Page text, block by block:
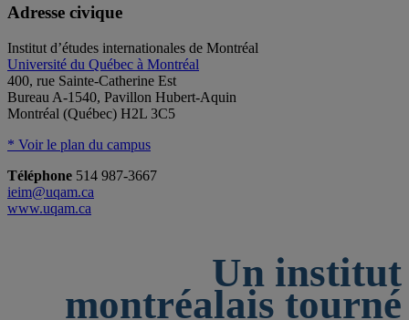
Adresse civique
Institut d’études internationales de Montréal
Université du Québec à Montréal
400, rue Sainte-Catherine Est
Bureau A-1540, Pavillon Hubert-Aquin
Montréal (Québec) H2L 3C5
* Voir le plan du campus
Téléphone 514 987-3667
ieim@uqam.ca
www.uqam.ca
Un institut
montréalais tourné